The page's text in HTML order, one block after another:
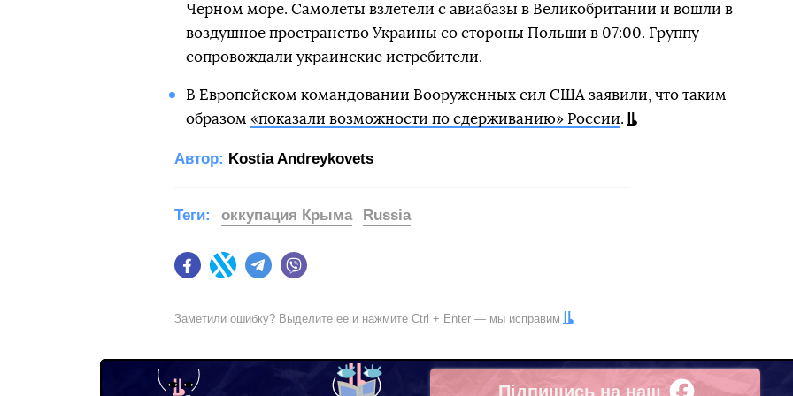
Черном море. Самолеты взлетели с авиабазы в Великобритании и вошли в
воздушное пространство Украины со стороны Польши в 07:00. Группу
сопровождали украинские истребители.
В Европейском командовании Вооруженных сил США заявили, что таким
образом «показали возможности по сдерживанию» России.
Автор: Kostia Andreykovets
FacebookTwitter Telegram
Теги: оккупация Крыма Russia
Заметили ошибку? Выделите ее и нажмите Ctrl + Enter — мы исправим
Підпишись на наш